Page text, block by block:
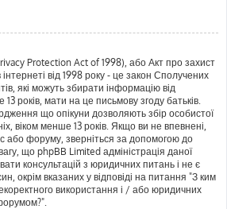
Protection Act of 1998), або Акт про захист
від 1998 року - це закон Сполучених
які можуть збирати інформацію від
років, мати на це письмову згоду батьків.
що опікуни дозволяють збір особистої
віком менше 13 років. Якщо ви не впевнені,
або форуму, зверніться за допомогою до
що phpBB Limited адміністрація даної
консультацій з юридичних питань і не є
окрім вказаних у відповіді на питання "З ким
використання і / або юридичних